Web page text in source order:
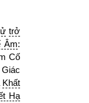
trở
Âm:
Cố
Khất
Hạ